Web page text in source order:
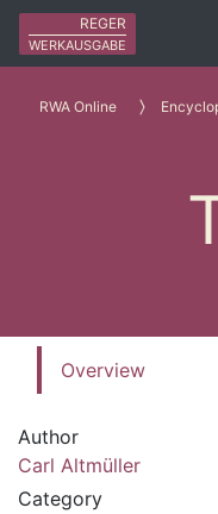
REGER
WERKAUSGABE
RWA Online
Overview
Author
Carl Altmüller
Category